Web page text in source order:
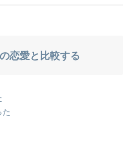
恋愛と比較する
た